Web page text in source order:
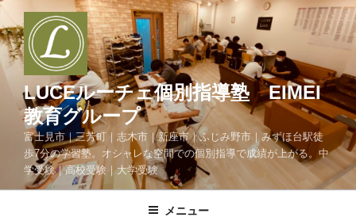
コ
ン
テ
ン
LUCEルーチェ個別指導塾 EIMEI
教育グループ
富士見市｜三芳町｜志木市｜新座市｜ふじみ野市｜みずほ台駅徒
歩7分の学習塾。オシャレな空間での個別指導で成績が上がる。中
学受験｜高校受験｜大学受験
メニュー